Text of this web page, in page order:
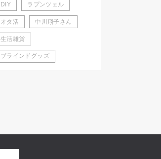
DIY ラプンツェル
オタ活 中川翔子さん
生活雑貨
ブラインドグッズ